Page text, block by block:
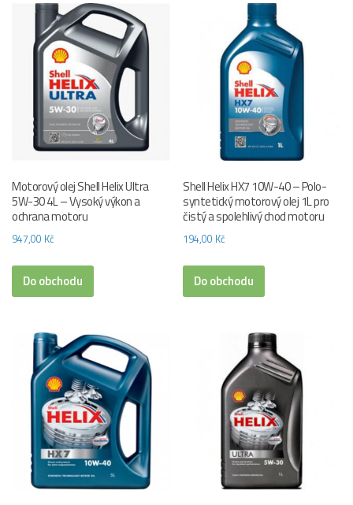
Motorový olej Shell Helix Ultra
5W-30 4L – Vysoký výkon a
ochrana motoru
947,00 Kč
Do obchodu
Shell Helix HX7 10W-40 – Polo-
syntetický motorový olej 1L pro
čistý a spolehlivý chod motoru
194,00 Kč
Do obchodu